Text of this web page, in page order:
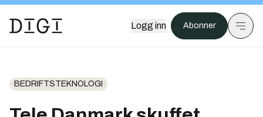
Logg inn Abonner
BEDRIFTSTEKNOLOGI